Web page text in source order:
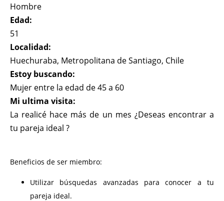
Hombre
Edad:
51
Localidad:
Huechuraba, Metropolitana de Santiago, Chile
Estoy buscando:
Mujer entre la edad de 45 a 60
Mi ultima visita:
La realicé hace más de un mes ¿Deseas encontrar a
tu pareja ideal ?
Beneficios de ser miembro:
Utilizar búsquedas avanzadas para conocer a tu
pareja ideal.